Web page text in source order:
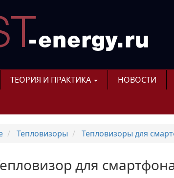
ТЕОРИЯ И ПРАКТИКА НОВОСТИ
Тепловизоры Тепловизоры для
для